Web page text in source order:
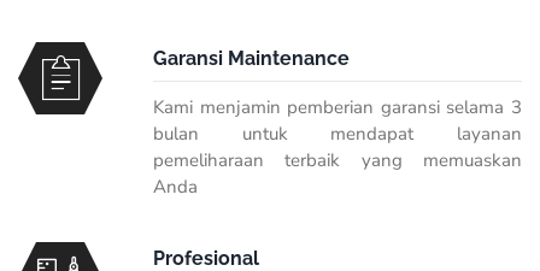
Garansi Maintenance
Kami menjamin pemberian garansi selama 3
bulan untuk mendapat layanan
pemeliharaan terbaik yang memuaskan
Anda
Profesional